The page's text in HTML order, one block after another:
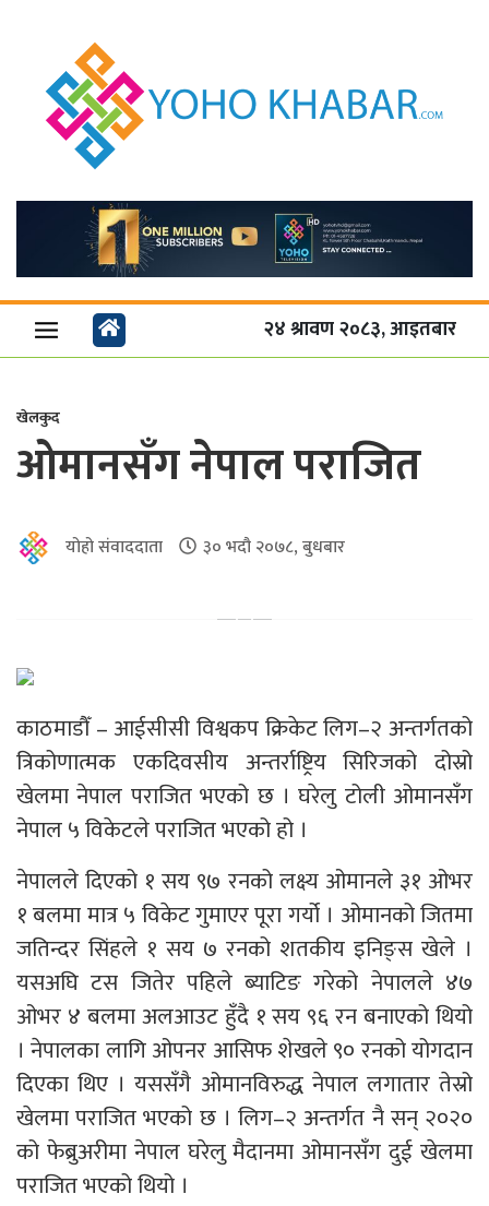
२४ श्रावण २०८३, आइतबार
खेलकुद
ओमानसँग नेपाल पराजित
योहो संवाददाता ३० भदौ २०७८, बुधबार
काठमाडौँ – आईसीसी विश्वकप क्रिकेट लिग–२ अन्तर्गतको
त्रिकोणात्मक एकदिवसीय अन्तर्राष्ट्रिय सिरिजको दोस्रो
खेलमा नेपाल पराजित भएको छ । घरेलु टोली ओमानसँग
नेपाल ५ विकेटले पराजित भएको हो ।
नेपालले दिएको १ सय ९७ रनको लक्ष्य ओमानले ३१ ओभर
१ बलमा मात्र ५ विकेट गुमाएर पूरा गर्यो । ओमानको जितमा
जतिन्दर सिंहले १ सय ७ रनको शतकीय इनिङ्स खेले ।
यसअघि टस जितेर पहिले ब्याटिङ गरेको नेपालले ४७
ओभर ४ बलमा अलआउट हुँदै १ सय ९६ रन बनाएको थियो
। नेपालका लागि ओपनर आसिफ शेखले ९० रनको योगदान
दिएका थिए । यससँगै ओमानविरुद्ध नेपाल लगातार तेस्रो
खेलमा पराजित भएको छ । लिग–२ अन्तर्गत नै सन् २०२०
को फेब्रुअरीमा नेपाल घरेलु मैदानमा ओमानसँग दुई खेलमा
पराजित भएको थियो ।